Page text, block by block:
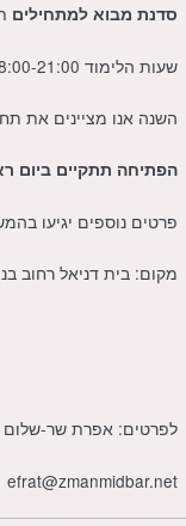
סדנת מבוא למתחילים
שעות הלימוד 18:00-21:00
השנה אנו מציינים את
הפתיחה תתקיים ביום ראשון ה30 באוקטובר
פרטים נוספים יגיעו
מקום: בית דניאל רחוב בני דן 62 תל
לפרטים: אפרת שר-שלום 054-5299877
efrat@zmanmidbar.net